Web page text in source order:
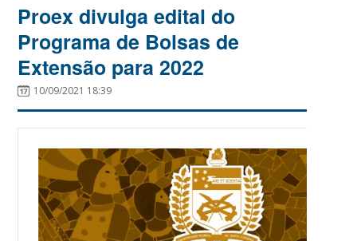
Proex divulga edital do
Programa de Bolsas de
Extensão para 2022
10/09/2021 18:39